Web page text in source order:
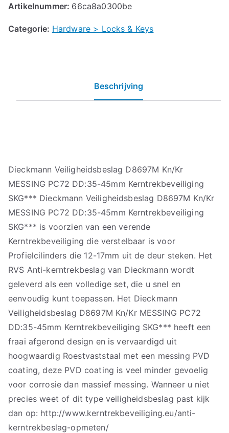
Artikelnummer: 66ca8a0300be
Categorie: Hardware > Locks & Keys
Beschrijving
Dieckmann Veiligheidsbeslag D8697M Kn/Kr
MESSING PC72 DD:35-45mm Kerntrekbeveiliging
SKG*** Dieckmann Veiligheidsbeslag D8697M Kn/Kr
MESSING PC72 DD:35-45mm Kerntrekbeveiliging
SKG*** is voorzien van een verende
Kerntrekbeveiliging die verstelbaar is voor
Profielcilinders die 12-17mm uit de deur steken. Het
RVS Anti-kerntrekbeslag van Dieckmann wordt
geleverd als een volledige set, die u snel en
eenvoudig kunt toepassen. Het Dieckmann
Veiligheidsbeslag D8697M Kn/Kr MESSING PC72
DD:35-45mm Kerntrekbeveiliging SKG*** heeft een
fraai afgerond design en is vervaardigd uit
hoogwaardig Roestvaststaal met een messing PVD
coating, deze PVD coating is veel minder gevoelig
voor corrosie dan massief messing. Wanneer u niet
precies weet of dit type veiligheidsbeslag past kijk
dan op: http://www.kerntrekbeveiliging.eu/anti-
kerntrekbeslag-opmeten/